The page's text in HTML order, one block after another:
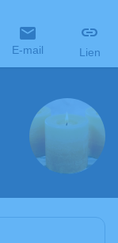
E-mail Lien